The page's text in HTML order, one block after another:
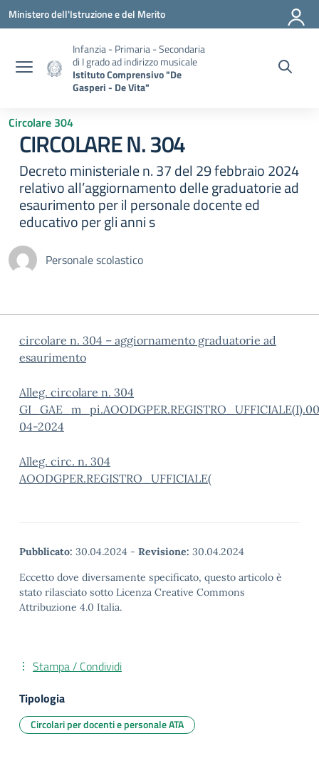
Vai ai contenuti
Vai al menu di navigazione
Vai al footer
Ministero dell'Istruzione e del Merito
Infanzia - Primaria - Secondaria
di I grado ad indirizzo musicale
Istituto Comprensivo "De
Gasperi - De Vita"
Circolare 304
CIRCOLARE N. 304
Decreto ministeriale n. 37 del 29 febbraio 2024
relativo all’aggiornamento delle graduatorie ad
esaurimento per il personale docente ed
educativo per gli anni s
Personale scolastico
circolare n. 304 – aggiornamento graduatorie ad
esaurimento
Alleg. circolare n. 304
04-2024
Alleg. circ. n. 304
AOODGPER.REGISTRO_UFFICIALE(
Pubblicato: 30.04.2024 - Revisione: 30.04.2024
Eccetto dove diversamente specificato, questo articolo è
stato rilasciato sotto Licenza Creative Commons
Attribuzione 4.0 Italia.
Stampa / Condividi
Tipologia
Circolari per docenti e personale ATA